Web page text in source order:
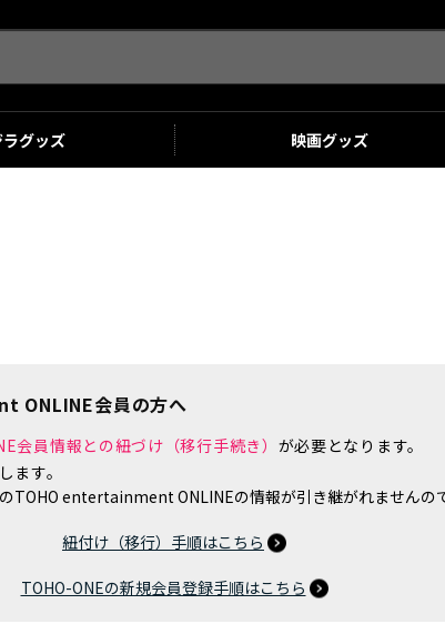
グッズ 映画グッズ
ONLINE会員の方へ
員情報との紐づけ（移行手続き） が必要となります。
す。
entertainment ONLINEの情報が引き継がれませんの
紐付け（移行）手順はこちら
TOHO-ONEの新規会員登録手順はこちら